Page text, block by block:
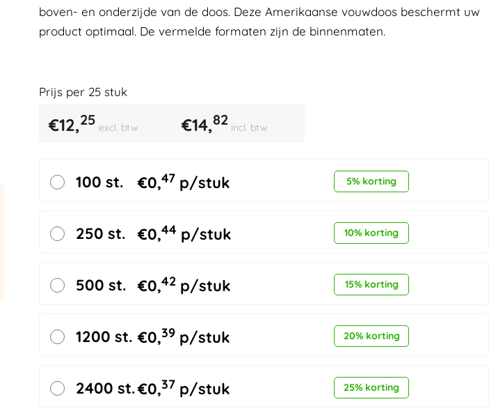
boven- en onderzijde van de doos. Deze Amerikaanse vouwdoos beschermt uw
product optimaal. De vermelde formaten zijn de binnenmaten.
Prijs per 25stuk
€12,25 excl. btw €14,82 incl. btw
100 st. €0,47 p/stuk 5% korting
250 st. €0,44 p/stuk 10% korting
500 st. €0,42 p/stuk 15% korting
1200 st. €0,39 p/stuk 20% korting
2400 st.€0,37 p/stuk 25% korting